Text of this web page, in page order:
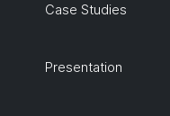
Case Studies
Presentation